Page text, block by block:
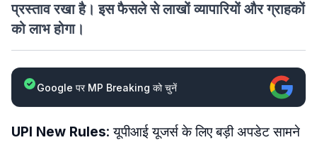
प्रस्ताव रखा है। इस फैसले से लाखों व्यापारियों और ग्राहकों
को लाभ होगा।
Google पर MP Breaking को चुनें
UPI New Rules: यूपीआई यूजर्स के लिए बड़ी अपडेट सामने